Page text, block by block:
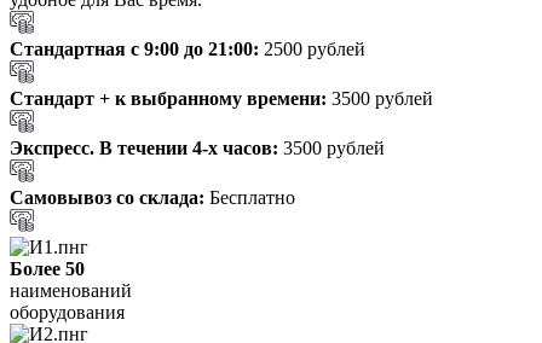
Стандартная с 9:00 до 21:00: 2500 рублей
Стандарт + к выбранному времени: 3500 рублей
Экспресс. В течении 4-х часов: 3500 рублей
Самовывоз со склада: Бесплатно
Более 50
наименований
оборудования